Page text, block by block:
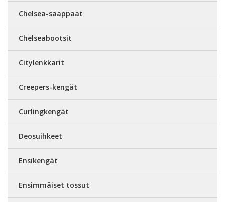
Chelsea-saappaat
Chelseabootsit
Citylenkkarit
Creepers-kengät
Curlingkengät
Deosuihkeet
Ensikengät
Ensimmäiset tossut